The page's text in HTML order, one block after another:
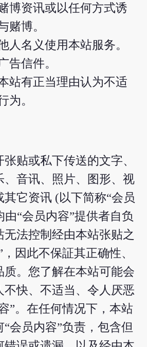
博资讯或以任何方式诱
赌博。
人名义使用本站服务。
告信件。
站有正当理由认为不适
为。
贴或私下传送的文字、
、音讯、照片、图形、视
其它资讯 (以下简称“会员
由“会员内容”提供者自负
无法控制经由本站张贴之
因此不保証其正确性、
质。您了解在本站可能会
不快、不适当、令人厌恶
”。在任何情况下，本站
会员内容”负责，包含但